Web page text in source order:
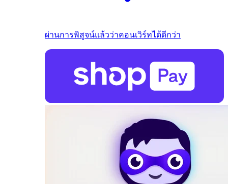
ผ่านการพิสูจน์แล้วว่าคอนเวิร์ทได้ดีกว่า